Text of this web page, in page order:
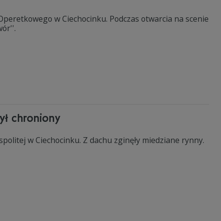
w Ciechocinku. Podczas otwarcia na scenie
chroniony
w Ciechocinku. Z dachu zginęły miedziane rynny.